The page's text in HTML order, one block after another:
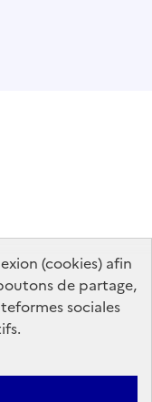
(cookies) afin
de partage,
sociales
info.gouv.fr
conforme
Politique